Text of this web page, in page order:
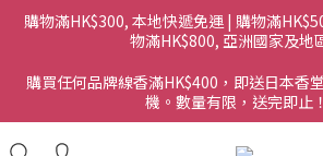
購物滿HK$300, 本地快遞免運 | 購物滿
物滿HK$800, 亞洲國家及地
購買任何品牌線香滿HK$400，即送日本香
機。數量有限，送完即止！